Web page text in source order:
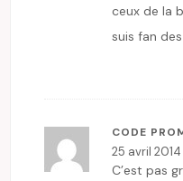
ceux de la
suis fan
CODE
25 avril
C’est pas